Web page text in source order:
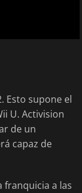
Esto supone el
U. Activision
de un
capaz de
franquicia a las